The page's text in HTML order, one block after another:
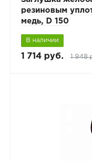
резиновым
медь, D 150
В наличии
1 714 руб. 1 948